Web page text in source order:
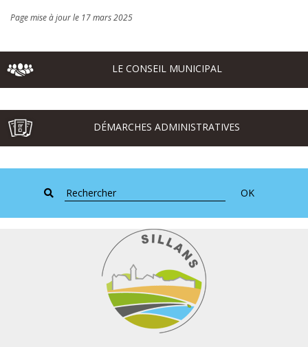
Page mise à jour le 17 mars 2025
LE CONSEIL MUNICIPAL
DÉMARCHES ADMINISTRATIVES
OK